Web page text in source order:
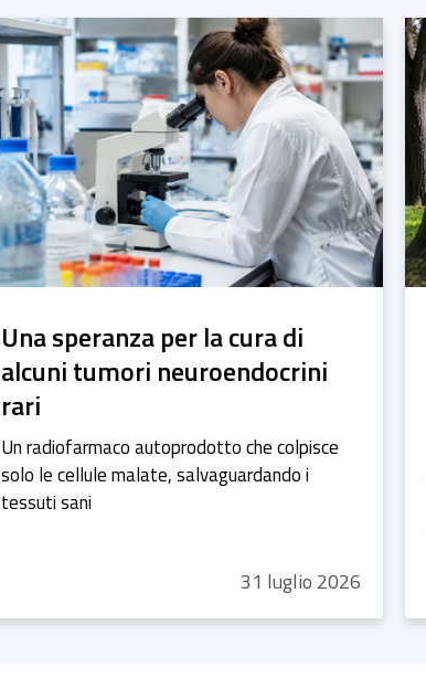
Una speranza per la cura di
alcuni tumori neuroendocrini
rari
Un radiofarmaco autoprodotto che colpisce
solo le cellule malate, salvaguardando i
tessuti sani
31 luglio 2026